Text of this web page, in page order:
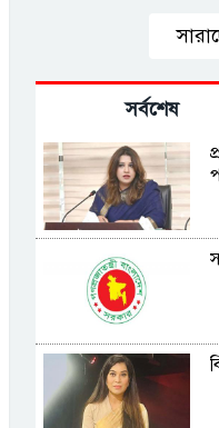
সর্বশেষ